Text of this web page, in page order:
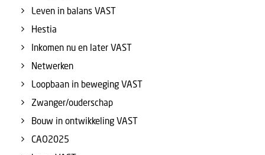
Leven in balans VAST
Hestia
Inkomen nu en later VAST
Netwerken
Loopbaan in beweging VAST
Zwanger/ouderschap
Bouw in ontwikkeling VAST
CAO2025